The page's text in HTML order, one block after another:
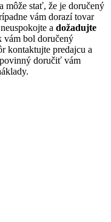
môže stať, že je doručený
vám dorazí tovar
a dožadujte
vám bol doručený
kontaktujte predajcu a
doručiť vám